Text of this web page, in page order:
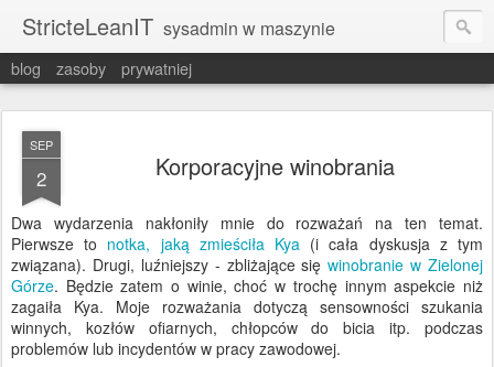
StricteLeanIT sysadmin w maszynie
blog zasoby prywatniej
SEP
2 Korporacyjne winobrania
Dwa wydarzenia nakłoniły mnie do rozważań na ten temat.
Pierwsze to notka, jaką zmieściła Kya (i cała dyskusja z tym
związana). Drugi, luźniejszy - zbliżające się winobranie w Zielonej
Górze. Będzie zatem o winie, choć w trochę innym aspekcie niż
zagaiła Kya. Moje rozważania dotyczą sensowności szukania
winnych, kozłów ofiarnych, chłopców do bicia itp. podczas
problemów lub incydentów w pracy zawodowej.